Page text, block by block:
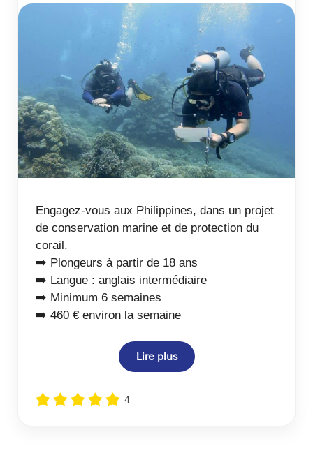
Engagez-vous aux Philippines, dans un projet
de conservation marine et de protection du
corail.
➡️ Plongeurs à partir de 18 ans
➡️ Langue : anglais intermédiaire
➡️ Minimum 6 semaines
➡️ 460 € environ la semaine
Lire plus
4